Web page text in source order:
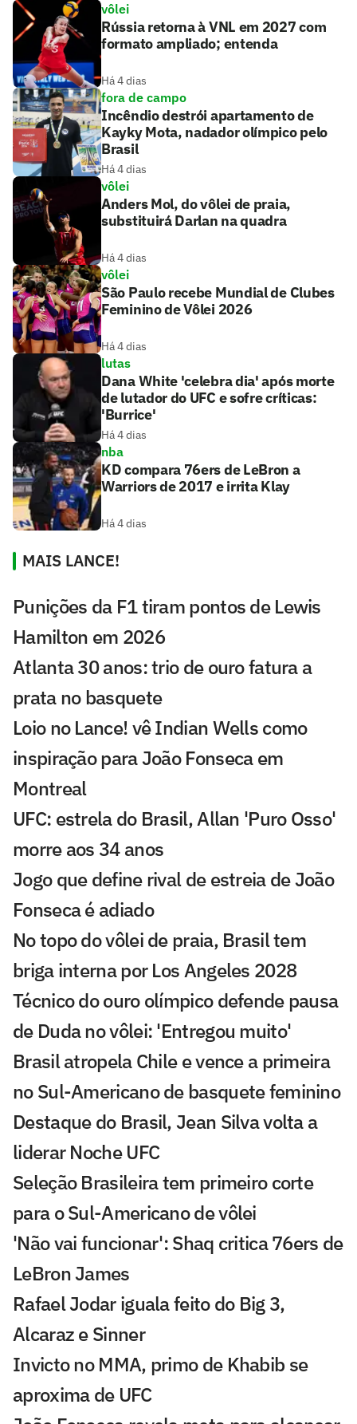
vôlei
Rússia retorna à VNL em 2027 com
formato ampliado; entenda
Há 4 dias
fora de campo
Incêndio destrói apartamento de
Kayky Mota, nadador olímpico pelo
Brasil
Há 4 dias
vôlei
Anders Mol, do vôlei de praia,
substituirá Darlan na quadra
Há 4 dias
vôlei
São Paulo recebe Mundial de Clubes
Feminino de Vôlei 2026
Há 4 dias
lutas
Dana White 'celebra dia' após morte
de lutador do UFC e sofre críticas:
'Burrice'
Há 4 dias
nba
KD compara 76ers de LeBron a
Warriors de 2017 e irrita Klay
Há 4 dias
MAIS LANCE!
Punições da F1 tiram pontos de Lewis
Hamilton em 2026
Atlanta 30 anos: trio de ouro fatura a
prata no basquete
Loio no Lance! vê Indian Wells como
inspiração para João Fonseca em
Montreal
UFC: estrela do Brasil, Allan 'Puro Osso'
morre aos 34 anos
Jogo que define rival de estreia de João
Fonseca é adiado
No topo do vôlei de praia, Brasil tem
briga interna por Los Angeles 2028
Técnico do ouro olímpico defende pausa
de Duda no vôlei: 'Entregou muito'
Brasil atropela Chile e vence a primeira
no Sul-Americano de basquete feminino
Destaque do Brasil, Jean Silva volta a
liderar Noche UFC
Seleção Brasileira tem primeiro corte
para o Sul-Americano de vôlei
'Não vai funcionar': Shaq critica 76ers de
LeBron James
Rafael Jodar iguala feito do Big 3,
Alcaraz e Sinner
Invicto no MMA, primo de Khabib se
aproxima de UFC